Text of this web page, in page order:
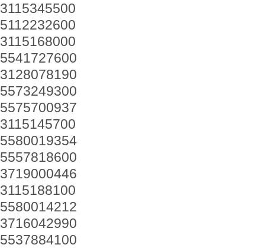
3115345500
5112232600
3115168000
5541727600
3128078190
5573249300
5575700937
3115145700
5580019354
5557818600
3719000446
3115188100
5580014212
3716042990
5537884100